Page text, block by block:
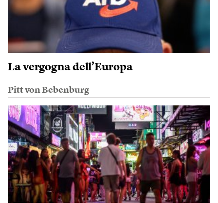
La vergogna dell’Europa
Pitt von Bebenburg